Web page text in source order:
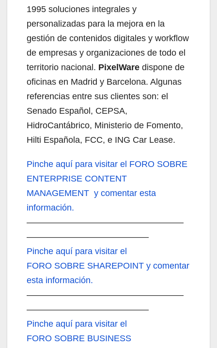
1995 soluciones integrales y
personalizadas para la mejora en la
gestión de contenidos digitales y workflow
de empresas y organizaciones de todo el
territorio nacional. PixelWare dispone de
oficinas en Madrid y Barcelona. Algunas
referencias entre sus clientes son: el
Senado Español, CEPSA,
HidroCantábrico, Ministerio de Fomento,
Hilti Española, FCC, e ING Car Lease.
Pinche aquí para visitar el FORO SOBRE
ENTERPRISE CONTENT
MANAGEMENT y comentar esta
información.
——————————————————
——————————————
Pinche aquí para visitar el
FORO SOBRE SHAREPOINT y comentar
esta información.
——————————————————
——————————————
Pinche aquí para visitar el
FORO SOBRE BUSINESS